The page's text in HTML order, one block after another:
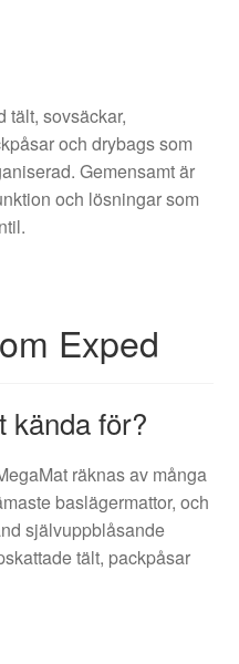
tält, sovsäckar,
och drybags som
Gemensamt är
och lösningar som
Exped
kända för?
räknas av många
baslägermattor, och
självuppblåsande
tält, packpåsar